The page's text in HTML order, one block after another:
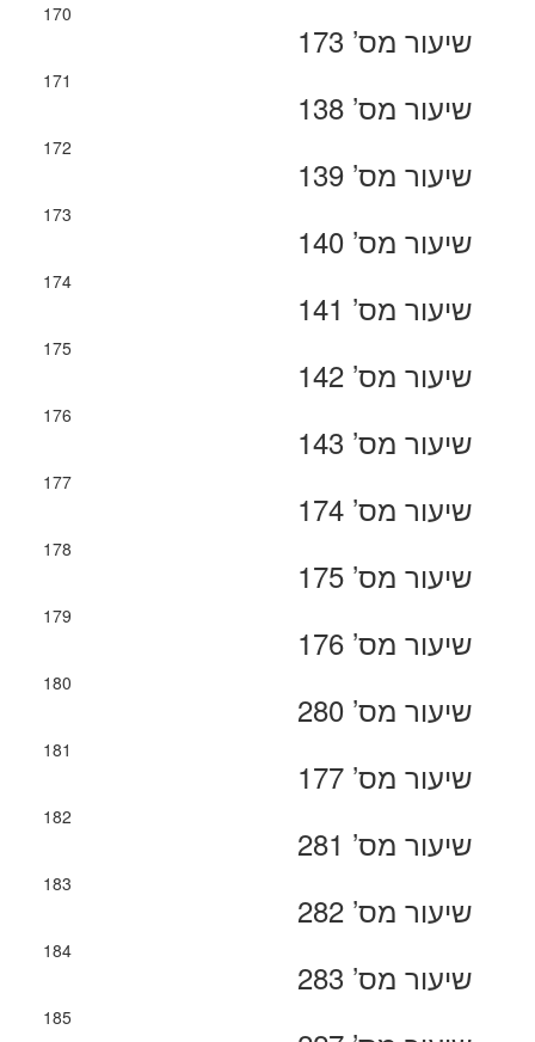
170
שיעור מס’ 173
171
שיעור מס’ 138
172
שיעור מס’ 139
173
שיעור מס’ 140
174
שיעור מס’ 141
175
שיעור מס’ 142
176
שיעור מס’ 143
177
שיעור מס’ 174
178
שיעור מס’ 175
179
שיעור מס’ 176
180
שיעור מס’ 280
181
שיעור מס’ 177
182
שיעור מס’ 281
183
שיעור מס’ 282
184
שיעור מס’ 283
185